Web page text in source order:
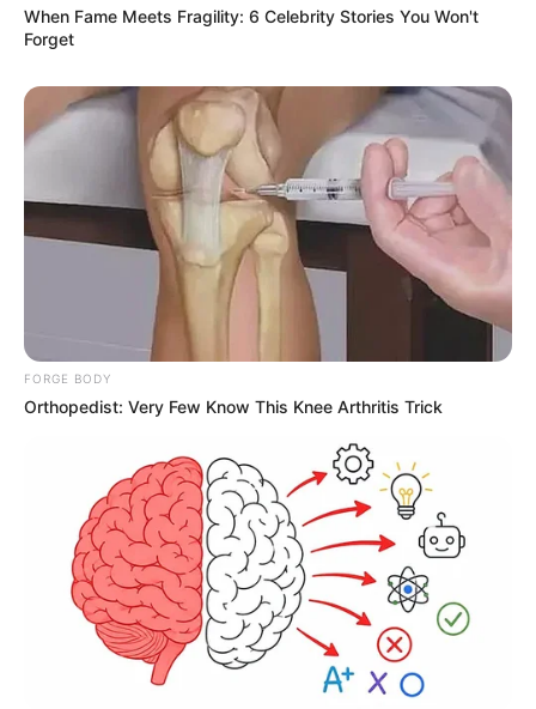
When Fame Meets Fragility: 6 Celebrity Stories You Won't
Forget
FORGE BODY
Orthopedist: Very Few Know This Knee Arthritis Trick